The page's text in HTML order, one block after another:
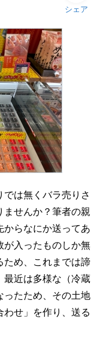
シェア
は無くバラ売りさ
ませんか？筆者の親
からなにか送ってあ
が入ったものしか無
ため、これまでは諦
最近は多様な（冷蔵
ったため、その土地
せ」を作り、送る